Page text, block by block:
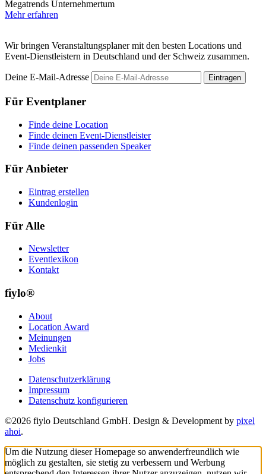
Megatrends Unternehmertum
Mehr erfahren
Wir bringen Veranstaltungsplaner mit den besten Locations und
Event-Dienstleistern in Deutschland und der Schweiz zusammen.
Deine E-Mail-Adresse Eintragen
Für Eventplaner
Finde deine Location
Finde deinen Event-Dienstleister
Finde deinen passenden Speaker
Für Anbieter
Eintrag erstellen
Kundenlogin
Für Alle
Newsletter
Eventlexikon
Kontakt
fiylo®
About
Location Award
Meinungen
Medienkit
Jobs
Datenschutzerklärung
Impressum
Datenschutz konfigurieren
©2026 fiylo Deutschland GmbH. Design & Development by pixel
ahoi.
Um die Nutzung dieser Homepage so anwenderfreundlich wie
möglich zu gestalten, sie stetig zu verbessern und Werbung